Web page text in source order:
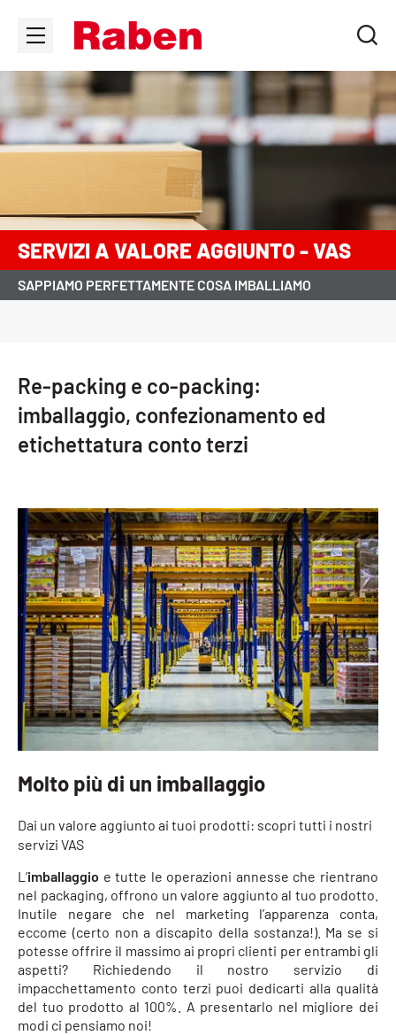
SERVIZI A VALORE AGGIUNTO - VAS
SAPPIAMO PERFETTAMENTE COSA IMBALLIAMO
Re-packing e co-packing:
imballaggio, confezionamento ed
etichettatura conto terzi
Molto più di un imballaggio
Dai un valore aggiunto ai tuoi prodotti: scopri tutti i nostri
servizi VAS
L’imballaggio e tutte le operazioni annesse che rientrano
nel packaging, offrono un valore aggiunto al tuo prodotto.
Inutile negare che nel marketing l’apparenza conta,
eccome (certo non a discapito della sostanza!). Ma se si
potesse offrire il massimo ai propri clienti per entrambi gli
aspetti? Richiedendo il nostro servizio di
impacchettamento conto terzi puoi dedicarti alla qualità
del tuo prodotto al 100%. A presentarlo nel migliore dei
modi ci pensiamo noi!